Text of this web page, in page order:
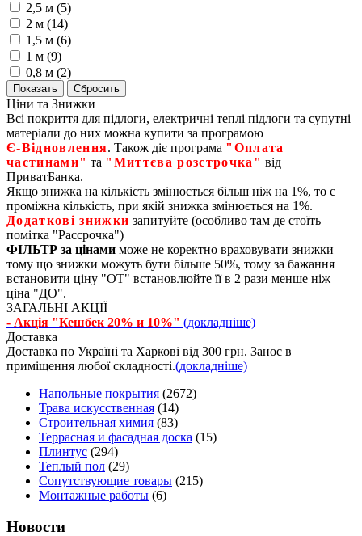
2,5 м (5)
2 м (14)
1,5 м (6)
1 м (9)
0,8 м (2)
Ціни та Знижки
Всі покриття для підлоги, електричні теплі підлоги та супутні
матеріали до них можна купити за програмою
Є‑Відновлення. Також діє програма "Оплата
частинами" та "Миттєва розстрочка" від
ПриватБанка.
Якщо знижка на кількість змінюється більш ніж на 1%, то є
проміжна кількість, при якій знижка змінюється на 1%.
Додаткові знижки запитуйте (особливо там де стоїть
помітка "Рассрочка")
ФІЛЬТР за цінами може не коректно враховувати знижки
тому що знижки можуть бути більше 50%, тому за бажання
встановити ціну "ОТ" встановлюйте її в 2 рази менше ніж
ціна "ДО".
ЗАГАЛЬНІ АКЦІЇ
- Акція "Кешбек 20% и 10%" (докладніше)
Доставка
Доставка по Україні та Харкові від 300 грн. Занос в
приміщення любої складності.(докладніше)
Напольные покрытия (2672)
Трава искусственная (14)
Строительная химия (83)
Террасная и фасадная доска (15)
Плинтус (294)
Теплый пол (29)
Сопутствующие товары (215)
Монтажные работы (6)
Новости